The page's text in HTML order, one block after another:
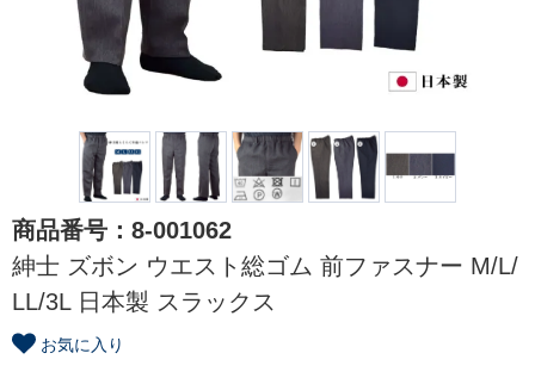
商品番号：8-001062
紳士 ズボン ウエスト総ゴム 前ファスナー M/L/
LL/3L 日本製 スラックス
お気に入り